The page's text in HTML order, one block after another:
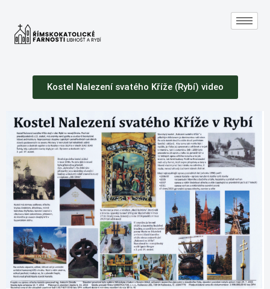
Přeskočit
na
Kostel Nalezení svatého Kříže (Rybí) video